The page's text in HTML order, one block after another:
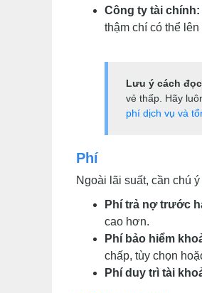
Công ty tài chính:
thậm chí có thể
Lưu ý cách
vẻ thấp. Hãy
phí dịch vụ và
Phí
Ngoài lãi suất, cần chú
Phí trả nợ trước
cao hơn.
Phí bảo hiểm
chấp, tùy chọn
Phí duy trì tài